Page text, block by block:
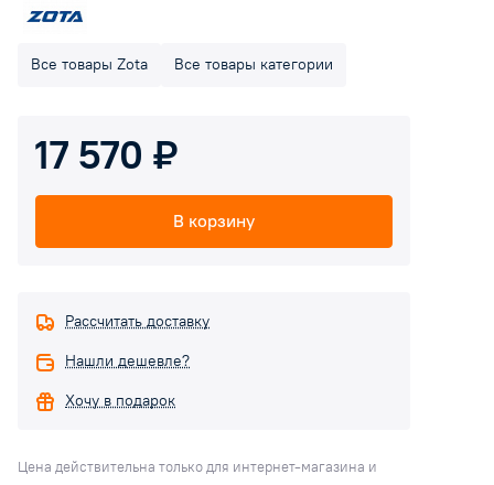
бесперебойного питания Matrix.
Все товары Zota Все товары категории
17 570 ₽
В корзину
Рассчитать доставку
Нашли дешевле?
Хочу в подарок
Цена действительна только для интернет-магазина и